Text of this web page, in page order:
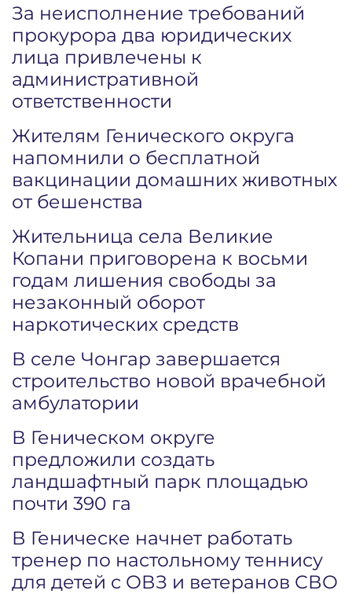
За неисполнение требований
прокурора два юридических
лица привлечены к
административной
ответственности
Жителям Генического округа
напомнили о бесплатной
вакцинации домашних животных
от бешенства
Жительница села Великие
Копани приговорена к восьми
годам лишения свободы за
незаконный оборот
наркотических средств
В селе Чонгар завершается
строительство новой врачебной
амбулатории
В Геническом округе
предложили создать
ландшафтный парк площадью
почти 390 га
В Геническе начнет работать
тренер по настольному теннису
для детей с ОВЗ и ветеранов СВО